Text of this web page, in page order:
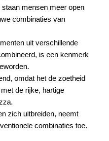
mensen meer open
combinaties van
uit verschillende
is een kenmerk
omdat het de zoetheid
de rijke, hartige
zich uitbreiden, neemt
combinaties toe.